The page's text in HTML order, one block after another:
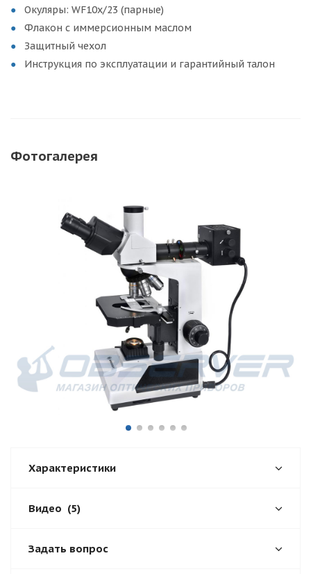
Окуляры: WF10x/23 (парные)
Флакон с иммерсионным маслом
Защитный чехол
Инструкция по эксплуатации и гарантийный талон
Фотогалерея
Характеристики
Видео (5)
Задать вопрос